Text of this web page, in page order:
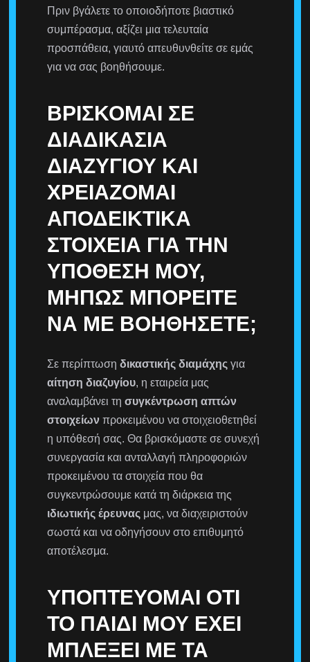
Πριν βγάλετε το οποιοδήποτε βιαστικό
συμπέρασμα, αξίζει μια τελευταία
προσπάθεια, γιαυτό απευθυνθείτε σε εμάς
για να σας βοηθήσουμε.
ΒΡΊΣΚΟΜΑΙ ΣΕ
ΔΙΑΔΙΚΑΣΊΑ
ΔΙΑΖΥΓΊΟΥ ΚΑΙ
ΧΡΕΙΆΖΟΜΑΙ
ΑΠΟΔΕΙΚΤΙΚΆ
ΣΤΟΙΧΕΊΑ ΓΙΑ ΤΗΝ
ΥΠΌΘΕΣΗ ΜΟΥ,
ΜΉΠΩΣ ΜΠΟΡΕΊΤΕ
ΝΑ ΜΕ ΒΟΗΘΉΣΕΤΕ;
Σε περίπτωσηδικαστικής διαμάχης για
αίτηση διαζυγίου, η εταιρεία μας
αναλαμβάνει τησυγκέντρωση απτών
στοιχείων προκειμένου να στοιχειοθετηθεί
η υπόθεσή σας. Θα βρισκόμαστε σε συνεχή
συνεργασία και ανταλλαγή πληροφοριών
προκειμένου τα στοιχεία που θα
συγκεντρώσουμε κατά τη διάρκεια της
ιδιωτικής έρευνας μας, να διαχειριστούν
σωστά και να οδηγήσουν στο επιθυμητό
αποτέλεσμα.
ΥΠΟΠΤΕΎΟΜΑΙ ΌΤΙ
ΤΟ ΠΑΙΔΊ ΜΟΥ ΈΧΕΙ
ΜΠΛΈΞΕΙ ΜΕ ΤΑ